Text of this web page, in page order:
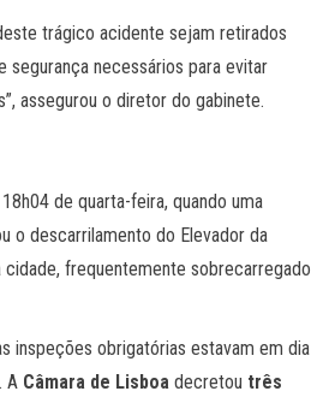
trágico acidente sejam retirados
segurança necessários para evitar
assegurou o diretor do gabinete.
de quarta-feira, quando uma
o descarrilamento do Elevador da
cidade, frequentemente sobrecarregado
inspeções obrigatórias estavam em dia
A Câmara de Lisboa decretou três